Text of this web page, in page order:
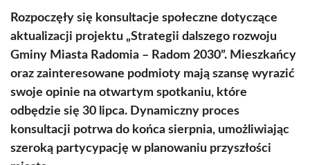
Rozpoczęły się konsultacje społeczne dotyczące
aktualizacji projektu „Strategii dalszego rozwoju
Gminy Miasta Radomia – Radom 2030”. Mieszkańcy
oraz zainteresowane podmioty mają szansę wyrazić
swoje opinie na otwartym spotkaniu, które
odbędzie się 30 lipca. Dynamiczny proces
konsultacji potrwa do końca sierpnia, umożliwiając
szeroką partycypację w planowaniu przyszłości